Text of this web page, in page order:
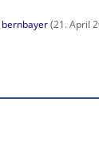
bernbayer(21. April